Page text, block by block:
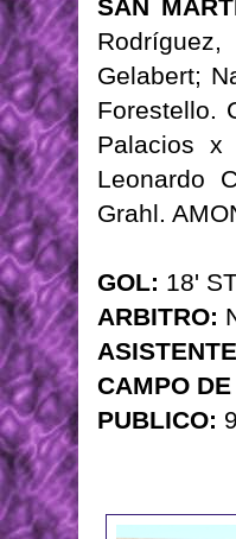
SAN
Gelabert;
Forestello.
Palacios x
Leonardo
Grahl.
GOL: 18'
ARBITRO:
CAMPO
PUBLICO: